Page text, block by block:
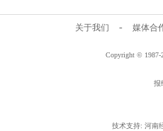
关于我们 - 媒体合
Copyright ©
报
技术支持: 河南